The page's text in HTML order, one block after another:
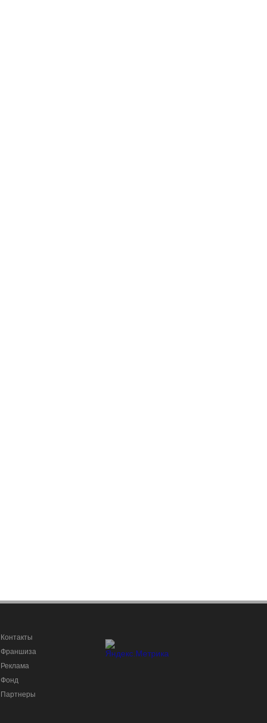
Контакты
Франшиза
Реклама
Фонд
Партнеры